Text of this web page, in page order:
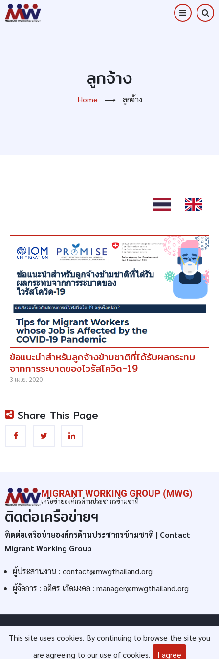
Skip
to
ลูกจ้าง
Home ⟶ ลูกจ้าง
ข้อแนะนำสำหรับลูกจ้างข้ามชาติที่ได้รับผลกระทบ
จากการระบาดของไวรัสโควิด-19
3 เม.ย. 2020
Share This Page
MIGRANT WORKING GROUP (MWG)
เครือข่ายองค์กรด้านประชากรข้ามชาติ
ติดต่อเครือข่ายฯ
ติดต่อเครือข่ายองค์กรด้านประชากรข้ามชาติ | Contact
Migrant Working Group
ผู้ประสานงาน : contact@mwgthailand.org
ผู้จัดการ : อดิศร เกิดมงคล : manager@mwgthailand.org
© 2026 Migrant Working Group (MWG), All rights reserved.
This site uses cookies. By continuing to browse the site you
are agreeing to our use of cookies.
I agree